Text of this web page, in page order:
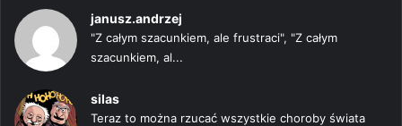
janusz.andrzej
"Z całym szacunkiem, ale frustraci", "Z całym
szacunkiem, al...
silas
Teraz to można rzucać wszystkie choroby świata